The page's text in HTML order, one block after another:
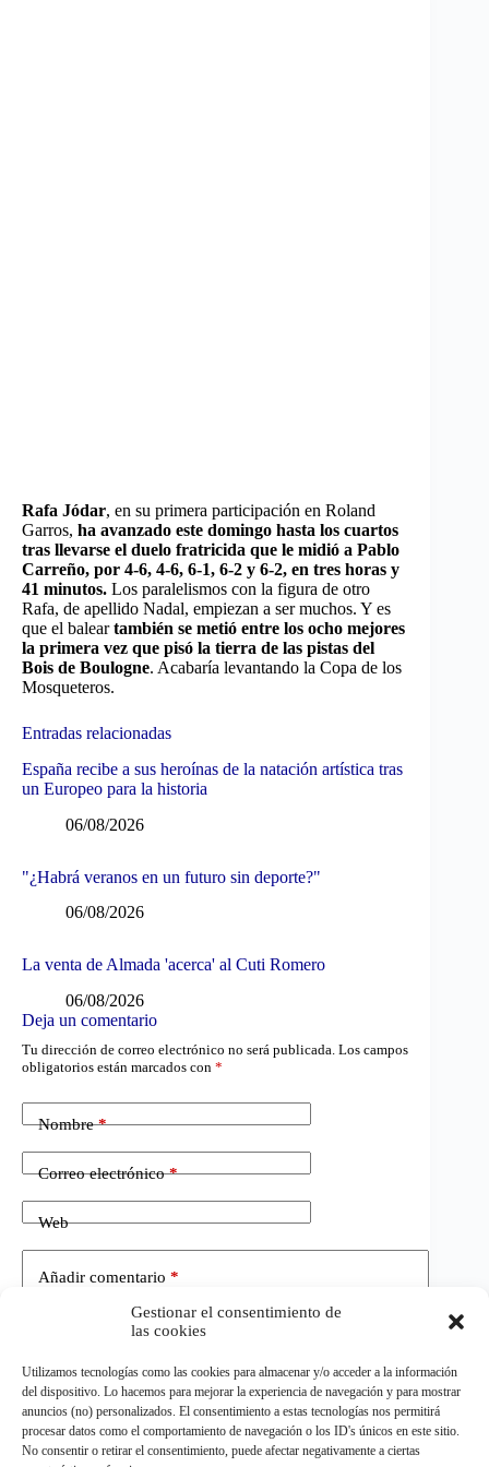
Gestionar el consentimiento de
las cookies
Utilizamos tecnologías como las cookies para almacenar y/o acceder a la información
del dispositivo. Lo hacemos para mejorar la experiencia de navegación y para mostrar
anuncios (no) personalizados. El consentimiento a estas tecnologías nos permitirá
procesar datos como el comportamiento de navegación o los ID's únicos en este sitio.
No consentir o retirar el consentimiento, puede afectar negativamente a ciertas
Rafa Jódar, en su primera participación en Roland
Garros, ha avanzado este domingo hasta los cuartos
tras llevarse el duelo fratricida que le midió a Pablo
Carreño, por 4-6, 4-6, 6-1, 6-2 y 6-2, en tres horas y
41 minutos. Los paralelismos con la figura de otro
Rafa, de apellido Nadal, empiezan a ser muchos. Y es
que el baleartambién se metió entre los ocho mejores
la primera vez que pisó la tierra de las pistas del
Bois de Boulogne. Acabaría levantando la Copa de los
Mosqueteros.
Entradas relacionadas
España recibe a sus heroínas de la natación artística tras
un Europeo para la historia
06/08/2026
"¿Habrá veranos en un futuro sin deporte?"
06/08/2026
La venta de Almada 'acerca' al Cuti Romero
06/08/2026
Deja un comentario
Tu dirección de correo electrónico no será publicada. Los campos
obligatorios están marcados con *
Nombre*
Correo electrónico*
Web
Añadir comentario *